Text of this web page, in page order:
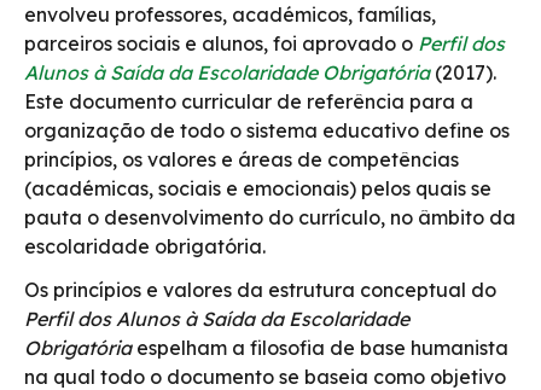
envolveu professores, académicos, famílias,
parceiros sociais e alunos, foi aprovado o Perfil dos
Alunos à Saída da Escolaridade Obrigatória(2017).
Este documento curricular de referência para a
organização de todo o sistema educativo define os
princípios, os valores e áreas de competências
(académicas, sociais e emocionais) pelos quais se
pauta o desenvolvimento do currículo, no âmbito da
escolaridade obrigatória.
Os princípios e valores da estrutura conceptual do
Perfil dos Alunos à Saída da Escolaridade
Obrigatóriaespelham a filosofia de base humanista
na qual todo o documento se baseia como objetivo